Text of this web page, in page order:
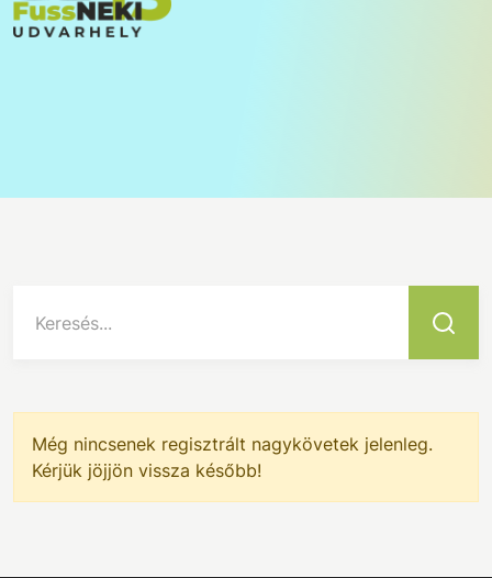
Keresés...
Még nincsenek regisztrált nagykövetek jelenleg.
Kérjük jöjjön vissza később!